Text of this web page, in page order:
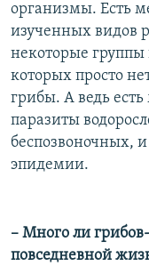
организмы. Есть
изученных видов
некоторые группы
которых просто
грибы. А ведь
паразиты
беспозвоночных,
эпидемии.
– Много ли
повседневной